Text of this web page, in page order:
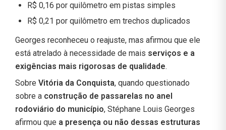
R$ 0,16 por quilômetro em pistas simples
R$ 0,21 por quilômetro em trechos duplicados
Georges reconheceu o reajuste, mas afirmou que ele
está atrelado à necessidade de mais serviços e a
exigências mais rigorosas de qualidade.
Sobre Vitória da Conquista, quando questionado
sobre a construção de passarelas no anel
rodoviário do município, Stéphane Louis Georges
afirmou que a presença ou não dessas estruturas